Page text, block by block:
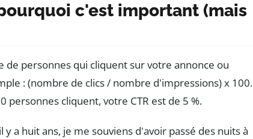
c'est important (mais
de personnes qui cliquent sur votre annonce ou
: (nombre de clics / nombre d'impressions) x 100.
personnes cliquent, votre CTR est de 5 %.
a huit ans, je me souviens d'avoir passé des nuits à